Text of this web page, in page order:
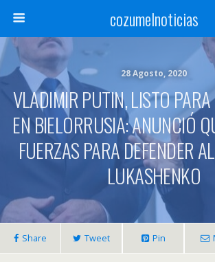
cozumelnoticias
28 Agosto, 2020
VLADIMIR PUTIN, LISTO
EN BIELORRUSIA: ANUNCIÓ
FUERZAS PARA DEFENDER
LUKASHENKO
Share Tweet Pin